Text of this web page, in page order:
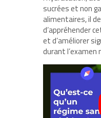
sucrées et non
alimentaires, il
d’appréhender
et d’améliorer
durant l’examen